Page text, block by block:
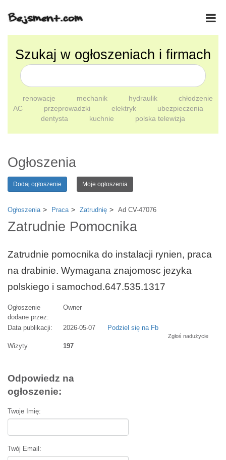
Szukaj w ogłoszeniach i firmach
renowacje mechanik hydraulik
chłodzenie
AC
przeprowadzki elektryk
ubezpieczenia
dentysta
kuchnie polska telewizja
Ogłoszenia
Dodaj ogłoszenie Moje ogłoszenia
Ogłoszenia Praca Zatrudnię Ad CV-47076
Zatrudnie Pomocnika
Zatrudnie pomocnika do instalacji rynien, praca
na drabinie. Wymagana znajomosc jezyka
polskiego i samochod.647.535.1317
Ogłoszenie
dodane przez:
Owner
Data publikacji: 2026-05-07 Podziel się na Fb
Zgłoś nadużycie
Wizyty 197
Odpowiedz na
ogłoszenie:
Twoje Imię:
Twój Email: